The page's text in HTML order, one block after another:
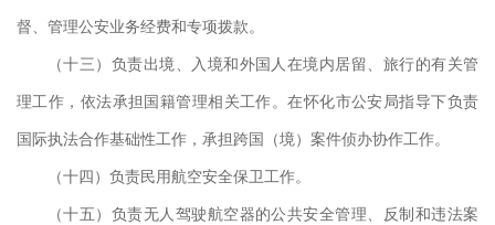
督、管理公安业务经费和专项拨款。
（十三）负责出境、入境和外国人在境内居留、旅行的有关管
理工作，依法承担国籍管理相关工作。在怀化市公安局指导下负责
国际执法合作基础性工作，承担跨国（境）案件侦办协作工作。
（十四）负责民用航空安全保卫工作。
（十五）负责无人驾驶航空器的公共安全管理、反制和违法案